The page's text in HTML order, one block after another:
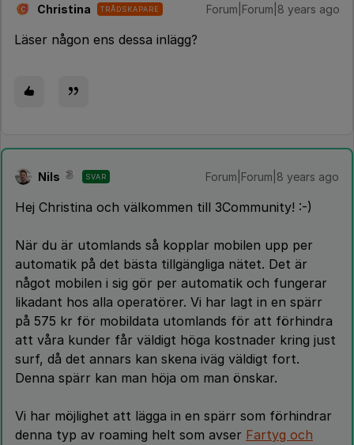
C Christina TRÅDSKAPARE Forum|Forum|8 years ago
Läser någon ens dessa inlägg?
Nils SVAR Forum|Forum|8 years ago
Hej Christina och välkommen till 3Community! :-)
När du är utomlands så kopplar mobilen upp per
automatik på det bästa tillgängliga nätet. Det är
något mobilen i sig gör per automatik och fungerar
likadant hos alla operatörer. Vi har lagt in en spärr
på 575 kr för mobildata utomlands för att förhindra
att våra kunder får väldigt höga kostnader kring just
surf, då det annars kan skena iväg väldigt fort.
Denna spärr kan man höja om man önskar.
Vi har möjlighet att lägga in en spärr som förhindrar
denna typ av roaming helt som avser Fartyg och